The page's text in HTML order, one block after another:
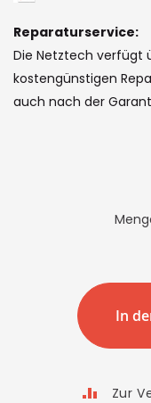
Reparaturservice:
Die Netztech verfügt
kostengünstigen
auch nach der
In
Zur